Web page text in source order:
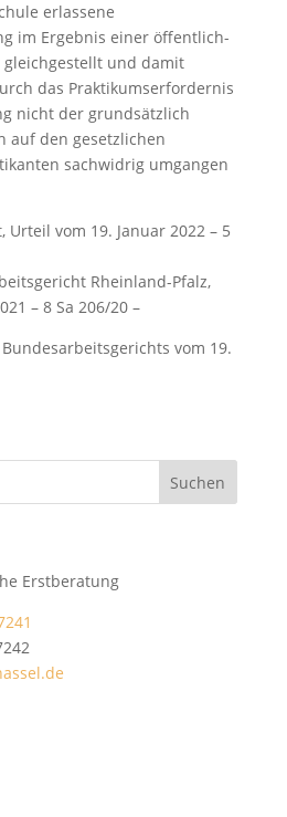
erlassene
im Ergebnis einer öffentlich-
und damit
das Praktikumserfordernis
nicht der grundsätzlich
auf den gesetzlichen
sachwidrig umgangen
vom 19. Januar 2022 – 5
Rheinland-Pfalz,
– 8 Sa 206/20 –
vom 19.
Erstberatung